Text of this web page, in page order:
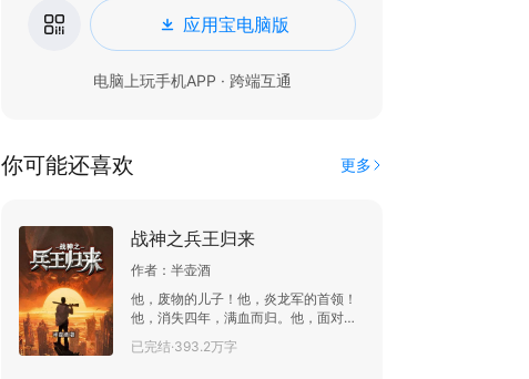
应用宝电脑版
电脑上玩手机APP · 跨端互通
你可能还喜欢 更多
战神之兵王归来
作者： 半壶酒
他，废物的儿子！他，炎龙军的首领！
他，消失四年，满血而归。他，面对父
母的血海深仇，开始了一系列的复仇计
划！他，姓陆名昊，专门拳打脚踢各种
已完结·393.2万字